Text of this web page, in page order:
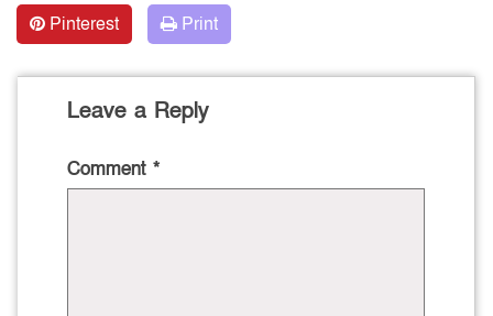
Pinterest
Print
Leave a Reply
Comment *